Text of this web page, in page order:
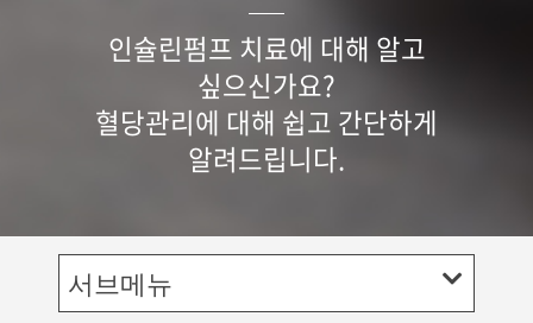
인슐린펌프 치료에 대해 알고
싶으신가요?
혈당관리에 대해 쉽고 간단하게
알려드립니다.
서브메뉴